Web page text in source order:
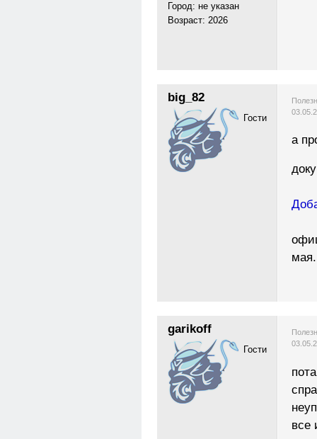
Город: не указан
Возраст: 2026
big_82
Гости
а
garikoff
Гости
все